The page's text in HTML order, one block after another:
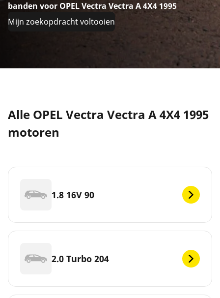
banden voor OPEL Vectra Vectra A 4X4 1995
Mijn zoekopdracht voltooien
Alle OPEL Vectra Vectra A 4X4 1995
motoren
1.8 16V 90
2.0 Turbo 204